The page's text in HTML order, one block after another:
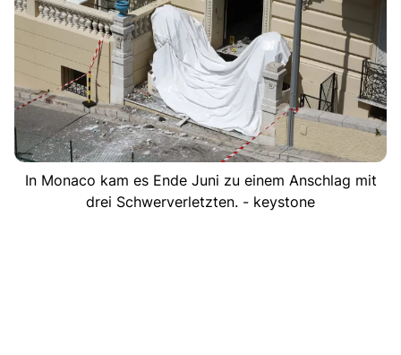
In Monaco kam es Ende Juni zu einem Anschlag mit
drei Schwerverletzten. - keystone